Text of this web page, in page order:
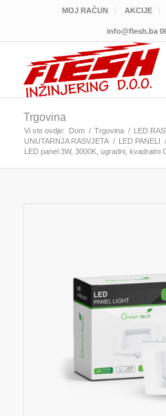
MOJ RAČUN AKCIJE
info@flesh.ba
Trgovina
Vi ste ovdje: Dom / Trgovina / LED
UNUTARNJA RASVJETA / LED PANELI /
LED panel 3W, 3000K, ugradni, kvadratni